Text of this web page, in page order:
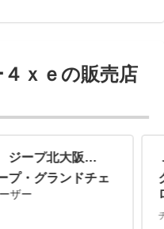
ｘｅの販売店
Ｊｅｅｐ正規ディーラー ジープ北大阪ＳＰＯＴｉＣＡＲセンター
プ・グランドチェ
ザー